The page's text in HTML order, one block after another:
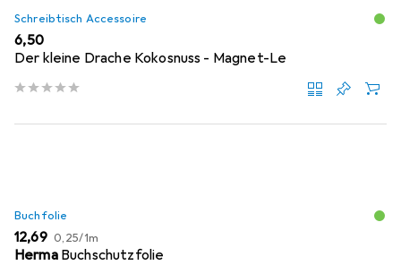
Schreibtisch Accessoire
EUR
6,50
Der kleine Drache Kokosnuss - Magnet-Le
Buchfolie
EUR
12,69 EUR
0,25/1m
Herma Buchschutzfolie